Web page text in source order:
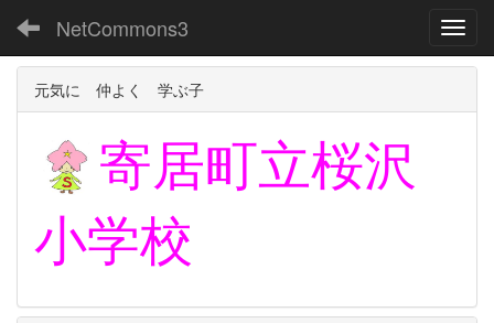
NetCommons3
元気に 仲よく 学ぶ子
寄居町立桜沢
小学校